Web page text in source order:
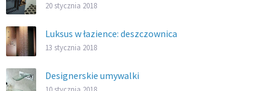
20 stycznia 2018
Luksus w łazience: deszczownica
13 stycznia 2018
Designerskie umywalki